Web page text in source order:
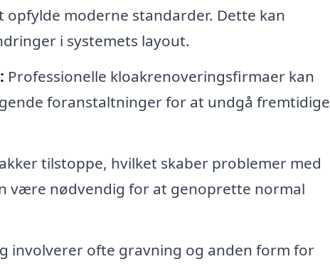
moderne standarder. Dette kan
i systemets layout.
Professionelle kloakrenoveringsfirmaer kan
foranstaltninger for at undgå fremtidige
tilstoppe, hvilket skaber problemer med
være nødvendig for at genoprette normal
involverer ofte gravning og anden form for